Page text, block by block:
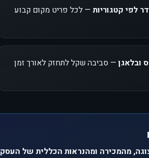
לפי קטגוריות — לכל פריט מקום קבוע
ובלאגן — סביבה שקל לתחזק לאורך זמן
מהמכירה ומהנראות הכללית של העסק